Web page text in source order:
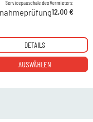
Servicepauschale des Vermieters:
12,00 €
DETAILS
AUSWÄHLEN